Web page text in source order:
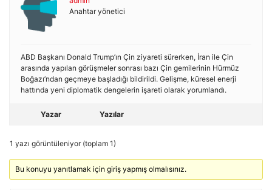
Anahtar yönetici
ABD Başkanı Donald Trump’ın Çin ziyareti sürerken, İran ile Çin
arasında yapılan görüşmeler sonrası bazı Çin gemilerinin Hürmüz
Boğazı’ndan geçmeye başladığı bildirildi. Gelişme, küresel enerji
hattında yeni diplomatik dengelerin işareti olarak yorumlandı.
Yazar Yazılar
1 yazı görüntüleniyor (toplam 1)
Bu konuyu yanıtlamak için giriş yapmış olmalısınız.